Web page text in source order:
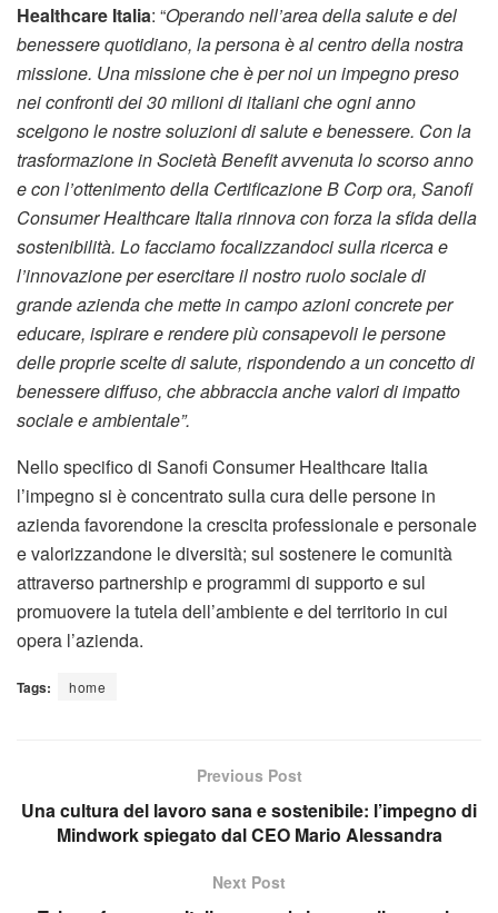
Healthcare Italia: “Operando nell’area della salute e del
benessere quotidiano, la persona è al centro della nostra
missione. Una missione che è per noi un impegno preso
nei confronti dei 30 milioni di italiani che ogni anno
scelgono le nostre soluzioni di salute e benessere. Con la
trasformazione in Società Benefit avvenuta lo scorso anno
e con l’ottenimento della Certificazione B Corp ora, Sanofi
Consumer Healthcare Italia rinnova con forza la sfida della
sostenibilità. Lo facciamo focalizzandoci sulla ricerca e
l’innovazione per esercitare il nostro ruolo sociale di
grande azienda che mette in campo azioni concrete per
educare, ispirare e rendere più consapevoli le persone
delle proprie scelte di salute, rispondendo a un concetto di
benessere diffuso, che abbraccia anche valori di impatto
sociale e ambientale”.
Nello specifico di Sanofi Consumer Healthcare Italia
l’impegno si è concentrato sulla cura delle persone in
azienda favorendone la crescita professionale e personale
e valorizzandone le diversità; sul sostenere le comunità
attraverso partnership e programmi di supporto e sul
promuovere la tutela dell’ambiente e del territorio in cui
opera l’azienda.
Tags: home
Previous Post
Una cultura del lavoro sana e sostenibile: l’impegno di
Mindwork spiegato dal CEO Mario Alessandra
Next Post